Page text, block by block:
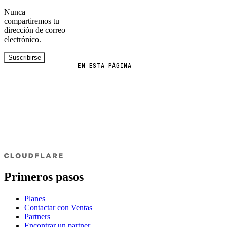
EN ESTA PÁGINA
Nunca
compartiremos tu
dirección de correo
electrónico.
Suscribirse
Primeros pasos
Planes
Contactar con Ventas
Partners